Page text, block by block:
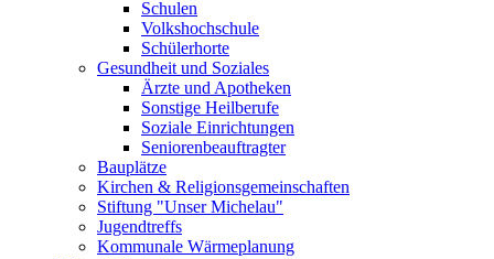
Schulen
Volkshochschule
Schülerhorte
Gesundheit und Soziales
Ärzte und Apotheken
Sonstige Heilberufe
Soziale Einrichtungen
Seniorenbeauftragter
Bauplätze
Kirchen & Religionsgemeinschaften
Stiftung "Unser Michelau"
Jugendtreffs
Kommunale Wärmeplanung